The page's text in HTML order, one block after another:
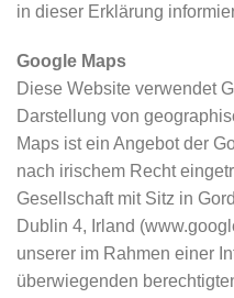
in dieser Erklärung
Google Maps
Diese Website verwendet
Darstellung von
Maps ist ein Angebot der
nach irischem Recht
Gesellschaft mit Sitz in
Dublin 4, Irland
unserer im Rahmen einer
überwiegenden